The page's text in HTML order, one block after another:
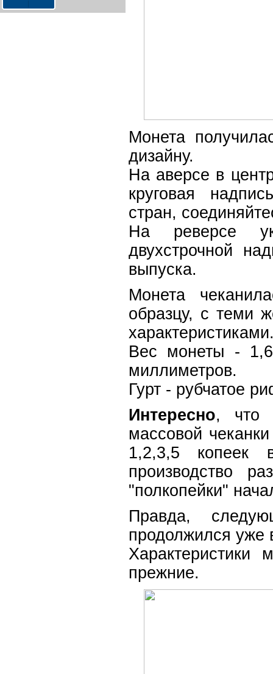
Монета
дизайну.
На аверсе в
круговая
стран,
На реверсе
двухстрочной
выпуска.
Монета
образцу, с теми
Вес монеты -
миллиметров.
Гурт - рубчатое
Интересно, что
массовой
1,2,3,5
производство
"полкопейки"
Правда,
продолжился уже
Характеристики
прежние.